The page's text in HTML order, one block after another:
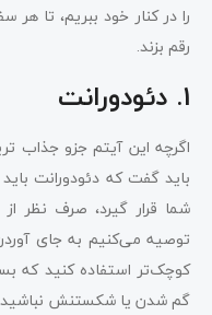
را در کنار خود ببریم، تا
رقم بزند.
1. دئودورانت
اگرچه این آیتم جزو جذاب
باید گفت که دئودورانت
شما قرار گیرد، صرف نظر
توصیه می‌کنیم به جای
کوچک‌تر استفاده کنید که
گم شدن یا شکستنش